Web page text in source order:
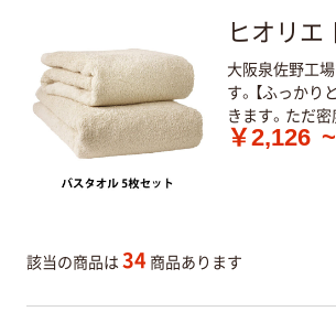
ヒオリエ
大阪泉佐野工
す。【ふっか
きます。ただ
￥2,126 ~
該当の商品は 34 商品あります